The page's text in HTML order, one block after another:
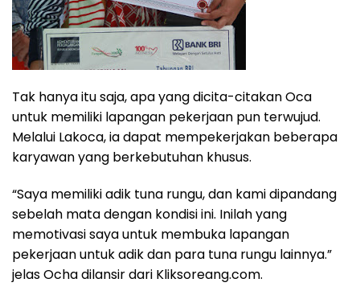
Tak hanya itu saja, apa yang dicita-citakan Oca
untuk memiliki lapangan pekerjaan pun terwujud.
Melalui Lakoca, ia dapat mempekerjakan beberapa
karyawan yang berkebutuhan khusus.
“Saya memiliki adik tuna rungu, dan kami dipandang
sebelah mata dengan kondisi ini. Inilah yang
memotivasi saya untuk membuka lapangan
pekerjaan untuk adik dan para tuna rungu lainnya.”
jelas Ocha dilansir dari Kliksoreang.com.